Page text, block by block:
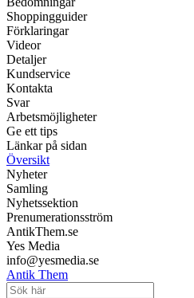
Shoppingguider
Förklaringar
Videor
Detaljer
Kundservice
Kontakta
Svar
Arbetsmöjligheter
Ge ett tips
Länkar på sidan
Översikt
Nyheter
Samling
Nyhetssektion
Prenumerationsström
AntikThem.se
Yes Media
info@yesmedia.se
Antik Them